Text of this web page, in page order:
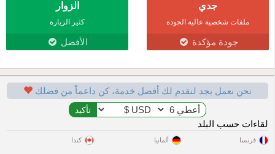
جدي
ملفات شخصية عالية الجودة
جودة مؤكدة
الزوار
كثير الزيارة
الأفضل
نحن نعمل بجد لنقدم لك أفضل خدمة، كن داعماً من فضلك
لقاءات حسب البلد
فرنسا ألمانيا كندا